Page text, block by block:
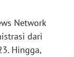
Network
dari
Hingga,